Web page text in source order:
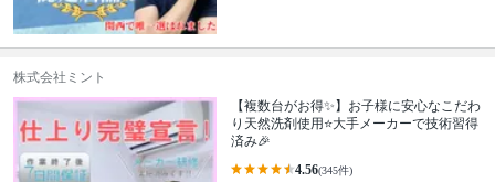
株式会社ミント
【複数台がお得✨】お子様に安心なこだわ
り天然洗剤使用⭐大手メーカーで技術習得
済み🎉
4.56(345件)